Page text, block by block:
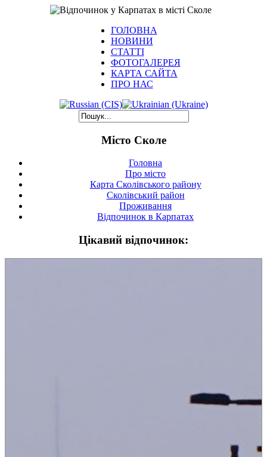
ГОЛОВНА
НОВИНИ
СТАТТІ
ФОТОГАЛЕРЕЯ
КАРТА САЙТА
ПРО НАС
Місто Сколе
Головна
Про місто
Карта Сколівського району
Сколівський район
Проживання
Відпочинок в Карпатах
Цікавий відпочинок: